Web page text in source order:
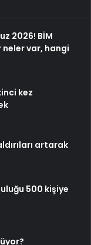
2026! BİM
var, hangi
kez
artarak
500 kişiye